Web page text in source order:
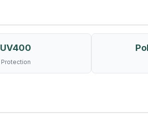
UV400
Protection